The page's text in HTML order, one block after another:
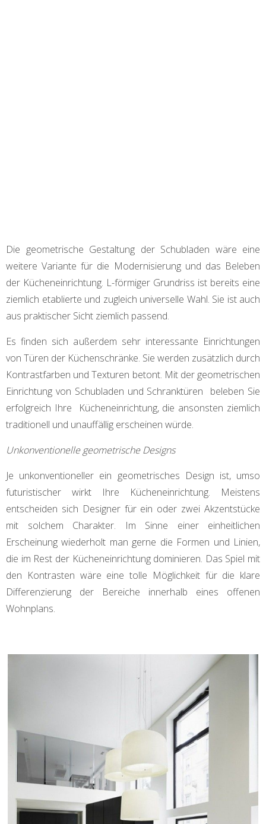
Die geometrische Gestaltung der Schubladen wäre eine
weitere Variante für die Modernisierung und das Beleben
der Kücheneinrichtung. L-förmiger Grundriss ist bereits eine
ziemlich etablierte und zugleich universelle Wahl. Sie ist auch
aus praktischer Sicht ziemlich passend.
Es finden sich außerdem sehr interessante Einrichtungen
von Türen der Küchenschränke. Sie werden zusätzlich durch
Kontrastfarben und Texturen betont. Mit der geometrischen
Einrichtung von Schubladen und Schranktüren beleben Sie
erfolgreich Ihre Kücheneinrichtung, die ansonsten ziemlich
traditionell und unauffällig erscheinen würde.
Unkonventionelle geometrische Designs
Je unkonventioneller ein geometrisches Design ist, umso
futuristischer wirkt Ihre Kücheneinrichtung. Meistens
entscheiden sich Designer für ein oder zwei Akzentstücke
mit solchem Charakter. Im Sinne einer einheitlichen
Erscheinung wiederholt man gerne die Formen und Linien,
die im Rest der Kücheneinrichtung dominieren. Das Spiel mit
den Kontrasten wäre eine tolle Möglichkeit für die klare
Differenzierung der Bereiche innerhalb eines offenen
Wohnplans.